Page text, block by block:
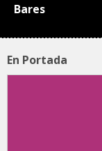
Bares
En Portada